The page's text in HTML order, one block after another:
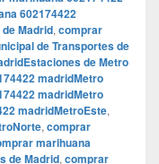
602174422
Madrid, comprar
de Transportes de
de Metro
madridMetro
madridMetro
madridMetroEste,
, comprar
marihuana
de Madrid, comprar